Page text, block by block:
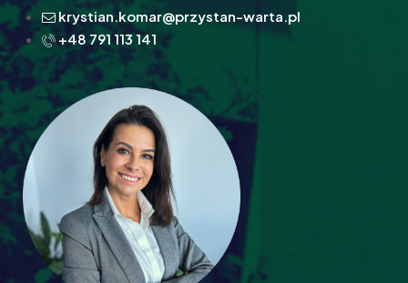
krystian.komar@przystan-warta.pl
+48 791 113 141